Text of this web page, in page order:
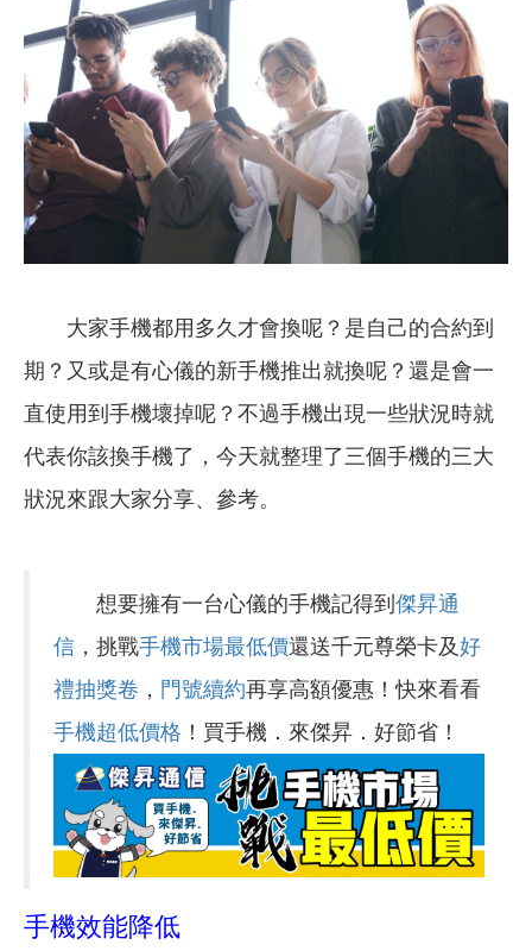
大家手機都用多久才會換呢？是自己的合約到
期？又或是有心儀的新手機推出就換呢？還是會一
直使用到手機壞掉呢？不過手機出現一些狀況時就
代表你該換手機了，今天就整理了三個手機的三大
狀況來跟大家分享、參考。
想要擁有一台心儀的手機記得到 傑昇通
信 ，挑戰手機市場最低價還送千元尊榮卡及好
禮抽獎卷 ， 門號續約再享高額優惠！快來看看
手機超低價格 ！買手機．來傑昇．好節省！
手機效能降低